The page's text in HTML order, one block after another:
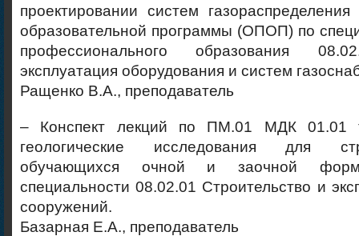
проектировании систем газораспределения
образовательной программы (ОПОП) по
профессионального образования
эксплуатация оборудования и систем
Ращенко В.А., преподаватель
– Конспект лекций по ПМ.01 МДК 01.01
геологические исследования для
обучающихся очной и заочной
специальности 08.02.01 Строительство и
сооружений.
Базарная Е.А., преподаватель